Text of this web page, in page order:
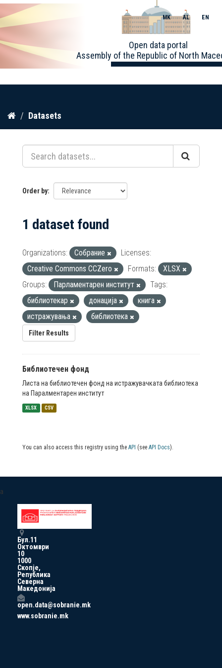
Skip
content
Open data portal
Assembly of the Republic of North
MK AL EN
Datasets
Order by
1 dataset found
Organizations: Собрание
Licenses:
Creative Commons CCZero
Formats:
XLSX
Groups:
Парламентарен институт
Tags:
библиотекар
донација
книга
истражувања
библиотека
Filter Results
Библиотечен фонд
Листа на библиотечен фонд на истражувачката библиотека
на Паралментарен институт
XLSX CSV
You can also access this registry using the API (see API Docs).
a
Бул.11
Октомври
10
1000
Скопје,
Република
Северна
Македонија
open.data@sobranie.mk
www.sobranie.mk